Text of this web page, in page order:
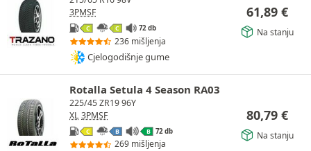
3PMSF
C C 72 db
236 mišljenja
Cjelogodišnje gume
61,89 €
Na stanju
Rotalla Setula 4 Season RA03
225/45 ZR19 96Y
XL 3PMSF
C B B 72 db
269 mišljenja
80,79 €
Na stanju